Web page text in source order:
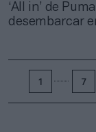
‘All in’ de
desembarcar
1 7